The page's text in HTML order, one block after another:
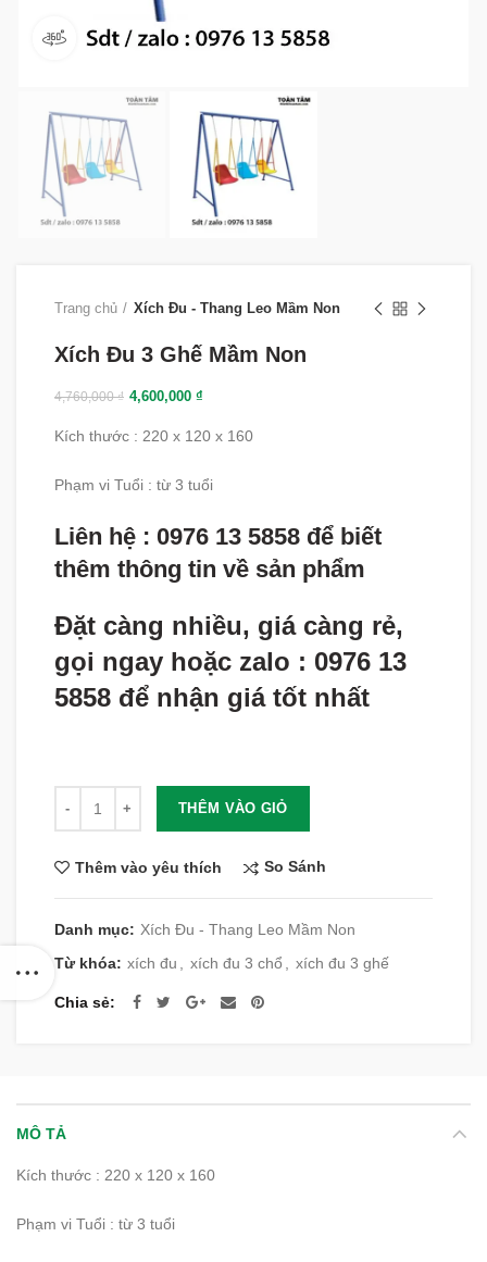
360 product view
Trang chủ Xích Đu - Thang Leo Mầm Non
Xích Đu 3 Ghế Mầm Non
4,760,000₫ 4,600,000 ₫
Kích thước : 220 x 120 x 160
Phạm vi Tuổi : từ 3 tuổi
Liên hệ : 0976 13 5858 để biết
thêm thông tin về sản phẩm
Đặt càng nhiều, giá càng rẻ,
gọi ngay hoặc zalo : 0976 13
5858 để nhận giá tốt nhất
THÊM VÀO GIỎ
Thêm vào yêu thích So Sánh
Danh mục: Xích Đu - Thang Leo Mầm Non
Từ khóa: xích đu xích đu 3 chổ xích đu 3 ghế
Chia sẻ
MÔ TẢ
Kích thước : 220 x 120 x 160
Phạm vi Tuổi : từ 3 tuổi